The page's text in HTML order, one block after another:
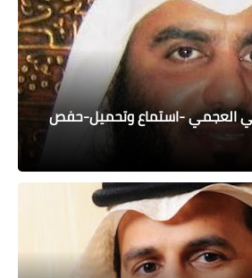
العجمي -استماع وتحميل-حفص